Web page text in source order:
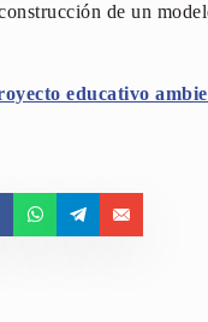
de un
educativo